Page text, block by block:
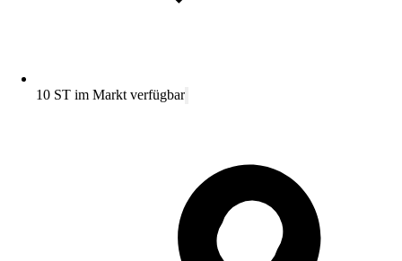
10 ST im Markt verfügbar